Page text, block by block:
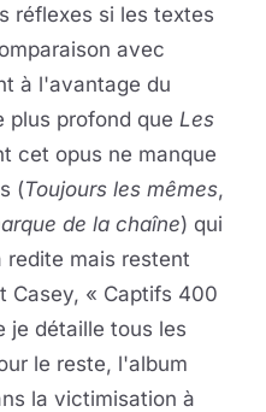
réflexes si les textes
avec
à l'avantage du
plus profond que Les
cet opus ne manque
(Toujours les mêmes,
de la chaîne) qui
mais restent
Casey, « Captifs 400
je détaille tous les
le reste, l'album
la victimisation à